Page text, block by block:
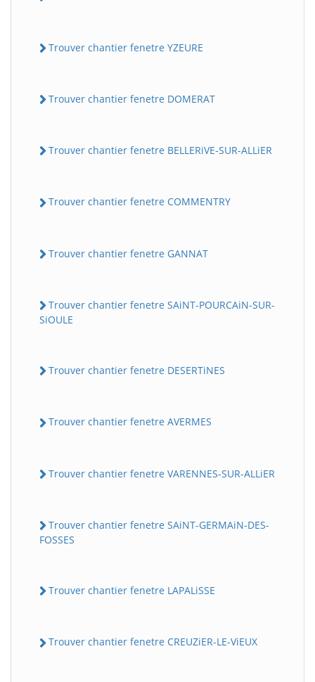
Trouver chantier fenetre YZEURE
Trouver chantier fenetre DOMERAT
Trouver chantier fenetre BELLERiVE-SUR-ALLiER
Trouver chantier fenetre COMMENTRY
Trouver chantier fenetre GANNAT
Trouver chantier fenetre SAiNT-POURCAiN-SUR-
SiOULE
Trouver chantier fenetre DESERTiNES
Trouver chantier fenetre AVERMES
Trouver chantier fenetre VARENNES-SUR-ALLiER
Trouver chantier fenetre SAiNT-GERMAiN-DES-
FOSSES
Trouver chantier fenetre LAPALiSSE
Trouver chantier fenetre CREUZiER-LE-ViEUX